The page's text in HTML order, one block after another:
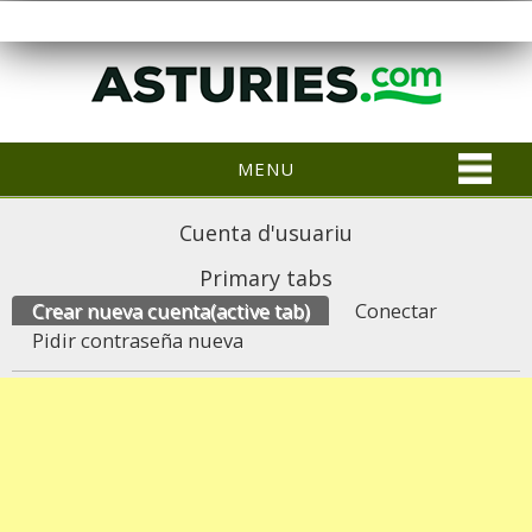
MENU
Cuenta d'usuariu
Primary tabs
Crear nueva cuenta(active tab)
Conectar
Pidir contraseña nueva